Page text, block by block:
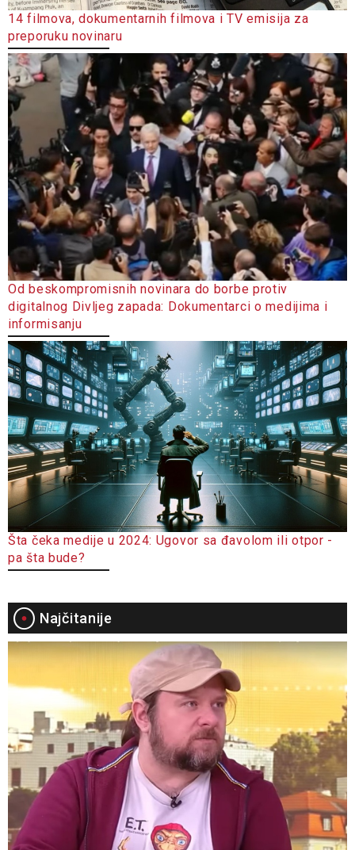
14 filmova, dokumentarnih filmova i TV emisija za
preporuku novinaru
Od beskompromisnih novinara do borbe protiv
digitalnog Divljeg zapada: Dokumentarci o medijima i
informisanju
Šta čeka medije u 2024: Ugovor sa đavolom ili otpor -
pa šta bude?
Najčitanije